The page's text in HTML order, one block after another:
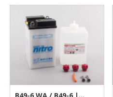
B49-6 WA / B49-6 |